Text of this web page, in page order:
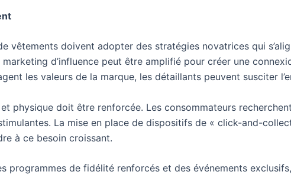
vêtements doivent adopter des stratégies novatrices qui
d’influence peut être amplifié pour créer une
les valeurs de la marque, les détaillants peuvent susciter
et physique doit être renforcée. Les consommateurs
La mise en place de dispositifs de « click-and-
à ce besoin croissant.
programmes de fidélité renforcés et des événements